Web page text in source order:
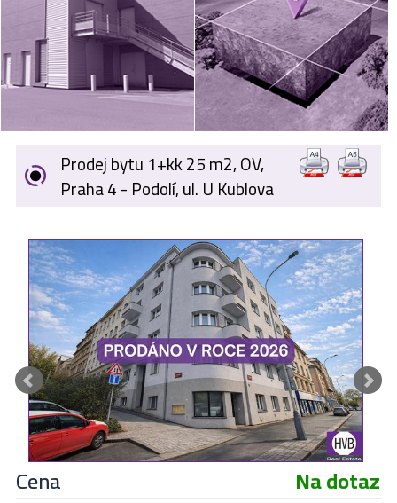
SPONZORUJEME
NÁŠ ČASOPIS
KARIÉRA
O NÁS
Prodej bytu 1+kk 25 m2, OV,
Praha 4 - Podolí, ul. U Kublova
Cena Na dotaz